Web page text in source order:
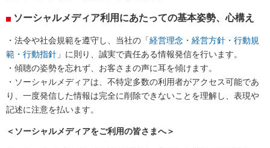
ソーシャルメディア利用にあたっての基本姿勢、心構え
・法令や社会規範を遵守し、当社の「経営理念・経営方針・行動規
範・行動指針 」に則り、誠実で責任ある情報発信を行います。
・傾聴の姿勢を忘れず、お客さまの声に耳を傾けます。
・ソーシャルメディアは、不特定多数の利用者がアクセス可能であ
り、一度発信した情報は完全に削除できないことを理解し、表現や
記述に注意を払います。
＜ソーシャルメディアをご利用の皆さまへ＞